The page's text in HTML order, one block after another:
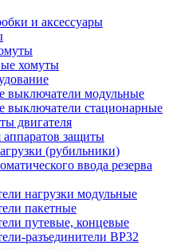
и аксессуары
хомуты
выключатели модульные
выключатели стационарные
двигателя
аппаратов защиты
(рубильники)
ввода резерва
нагрузки модульные
пакетные
путевые, концевые
разъединители ВР32